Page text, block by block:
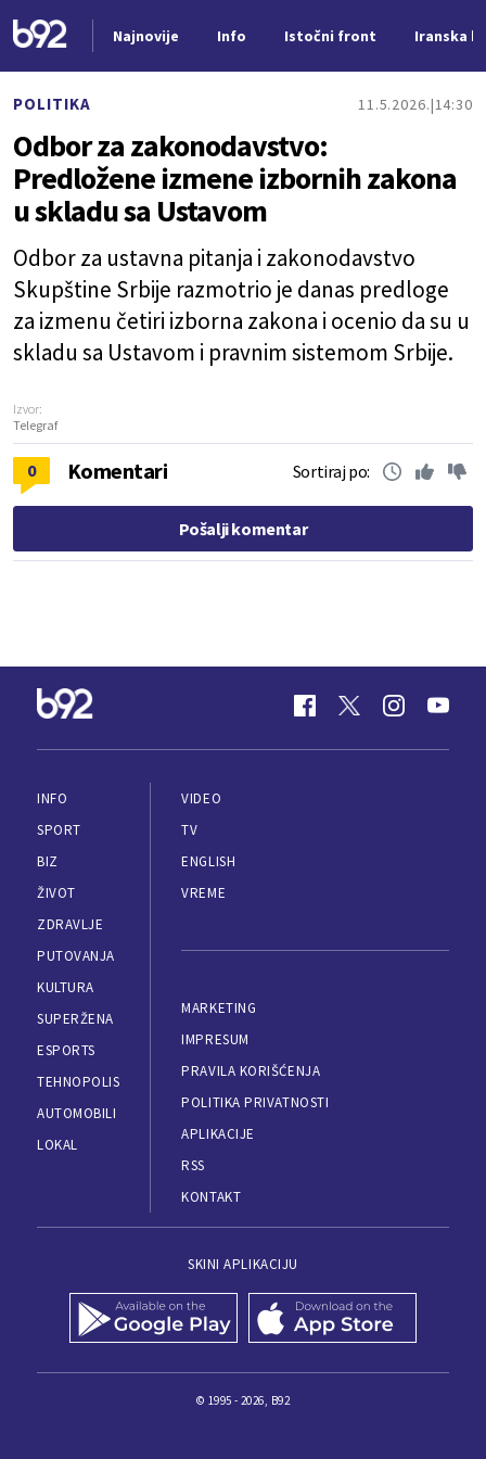
Najnovije Info Istočni front Iranska
POLITIKA 11.5.2026. 14:30
Odbor za zakonodavstvo:
Predložene izmene izbornih zakona
u skladu sa Ustavom
Odbor za ustavna pitanja i zakonodavstvo
Skupštine Srbije razmotrio je danas predloge
za izmenu četiri izborna zakona i ocenio da su u
skladu sa Ustavom i pravnim sistemom Srbije.
Izvor:
Telegraf
0 Komentari Sortiraj po:
Pošalji komentar
INFO
SPORT
BIZ
ŽIVOT
ZDRAVLJE
PUTOVANJA
KULTURA
SUPERŽENA
ESPORTS
TEHNOPOLIS
AUTOMOBILI
LOKAL
VIDEO
TV
ENGLISH
VREME
MARKETING
IMPRESUM
PRAVILA KORIŠĆENJA
POLITIKA PRIVATNOSTI
APLIKACIJE
RSS
KONTAKT
SKINI APLIKACIJU
© 1995 - 2026, B92